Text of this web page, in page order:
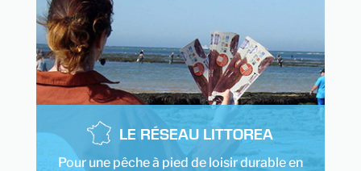
LE RÉSEAU LITTOREA
Pour une pêche à pied de loisir durable en